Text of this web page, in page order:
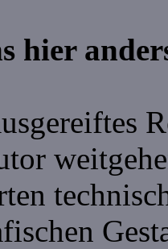
hier